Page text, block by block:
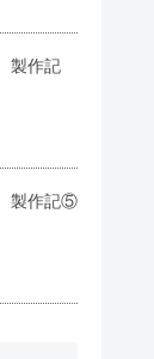
製作記
製作記⑤